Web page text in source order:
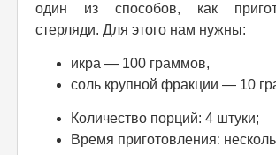
один из способов, как
стерляди. Для этого нам нужны:
икра — 100 граммов,
соль крупной фракции — 10
Количество порций: 4 штуки;
Время приготовления: